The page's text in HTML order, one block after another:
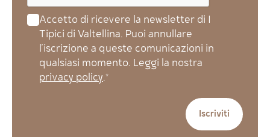
Accetto di ricevere la newsletter di I
Tipici di Valtellina. Puoi annullare
l'iscrizione a queste comunicazioni in
qualsiasi momento. Leggi la nostra
privacy policy.*